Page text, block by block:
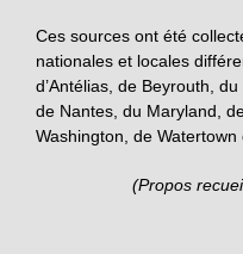
Ces sources ont été
nationales et locales
d’Antélias, de Beyrouth,
de Nantes, du Maryland,
Washington, de Watertown
(Propos